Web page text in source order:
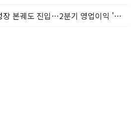
LG유플러스, AIDC 성장 본궤도 진입…2분기 영업이익 '역대 최대'